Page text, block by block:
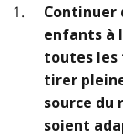
Continuer
enfants à
toutes les
tirer
source du
soient